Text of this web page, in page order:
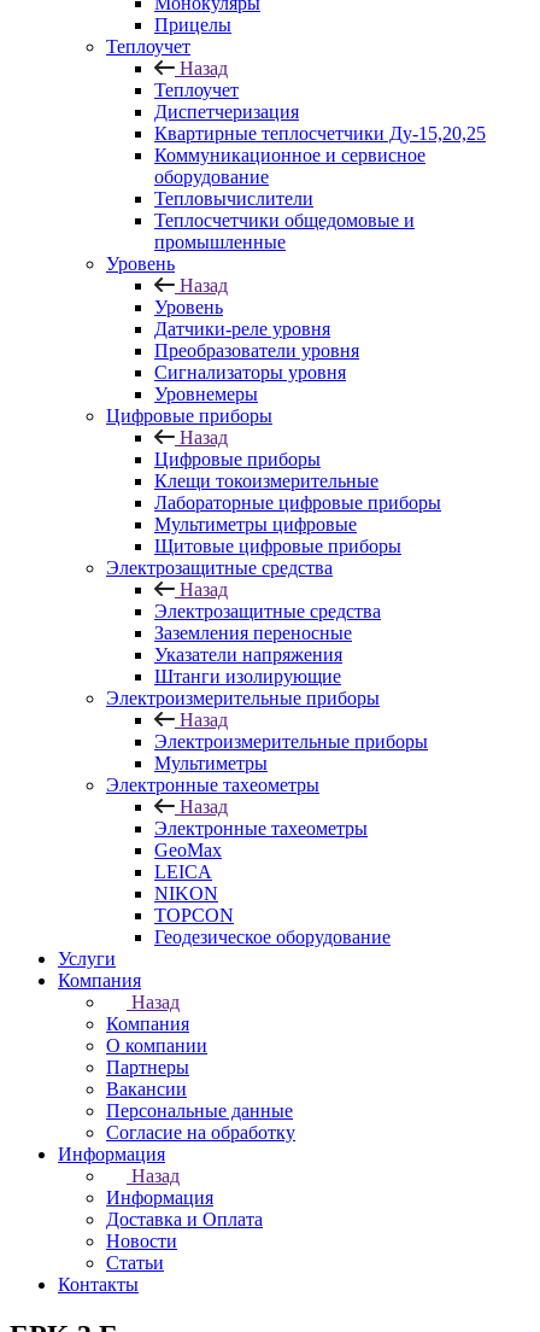
Прицелы
Теплоучет
Назад
Теплоучет
Диспетчеризация
Квартирные теплосчетчики Ду-15,20,25
Коммуникационное и сервисное
оборудование
Тепловычислители
Теплосчетчики общедомовые и
промышленные
Уровень
Назад
Уровень
Датчики-реле уровня
Преобразователи уровня
Сигнализаторы уровня
Уровнемеры
Цифровые приборы
Назад
Цифровые приборы
Клещи токоизмерительные
Лабораторные цифровые приборы
Мультиметры цифровые
Щитовые цифровые приборы
Электрозащитные средства
Назад
Электрозащитные средства
Заземления переносные
Указатели напряжения
Штанги изолирующие
Электроизмерительные приборы
Назад
Электроизмерительные приборы
Мультиметры
Электронные тахеометры
Назад
Электронные тахеометры
GeoMax
LEICA
NIKON
TOPCON
Геодезическое оборудование
Услуги
Компания
Назад
Компания
О компании
Партнеры
Вакансии
Персональные данные
Согласие на обработку
Информация
Назад
Информация
Доставка и Оплата
Новости
Статьи
Контакты